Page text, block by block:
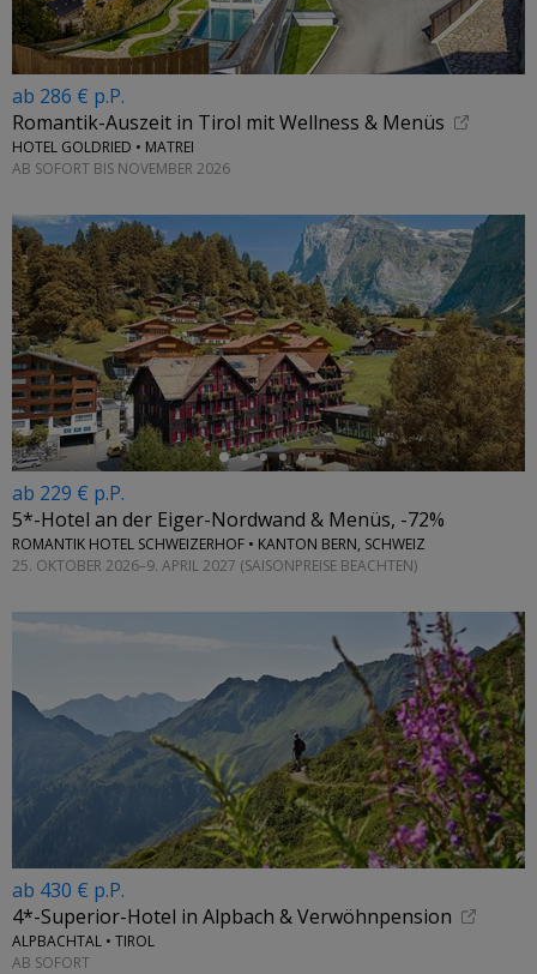
ab 286 € p.P.
Romantik-Auszeit in Tirol mit Wellness & Menüs
HOTEL GOLDRIED • MATREI
AB SOFORT BIS NOVEMBER 2026
←
ab 229 € p.P.
5*-Hotel an der Eiger-Nordwand & Menüs, -72%
ROMANTIK HOTEL SCHWEIZERHOF • KANTON BERN, SCHWEIZ
25. OKTOBER 2026–9. APRIL 2027 (SAISONPREISE BEACHTEN)
ab 430 € p.P.
4*-Superior-Hotel in Alpbach & Verwöhnpension
ALPBACHTAL • TIROL
AB SOFORT